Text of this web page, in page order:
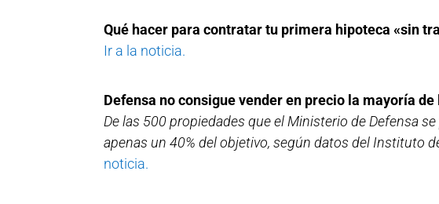
Qué hacer para contratar tu primera hipoteca «sin
Ir a la noticia.
Defensa no consigue vender en precio la mayoría
De las 500 propiedades que el Ministerio de Defensa
apenas un 40% del objetivo, según datos del Instituto
noticia.